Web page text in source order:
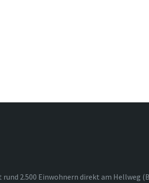
2.500 Einwohnern direkt am Hellweg